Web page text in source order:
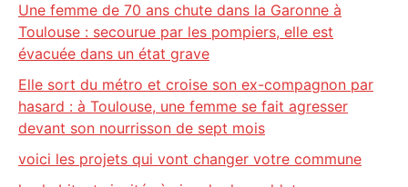
Une femme de 70 ans chute dans la Garonne à
Toulouse : secourue par les pompiers, elle est
évacuée dans un état grave
Elle sort du métro et croise son ex-compagnon par
hasard : à Toulouse, une femme se fait agresser
devant son nourrisson de sept mois
voici les projets qui vont changer votre commune